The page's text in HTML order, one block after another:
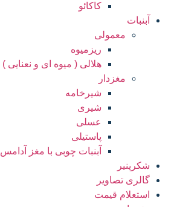
کاکائو
آبنبات
معمولی
ریزمیوه
هلالی ( میوه ای و نعنایی )
مغزدار
شیرخامه
شیری
عسلی
پاستیلی
آبنبات چوبی با مغز آدامس
شکرپنیر
گالری تصاویر
استعلام قیمت